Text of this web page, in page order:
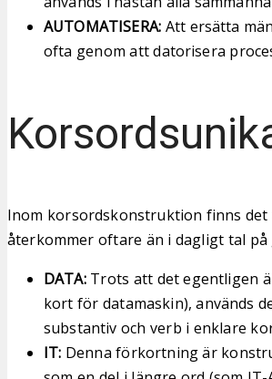
AUTOMATISERA: Att ersätta
ofta genom att datorisera
Inom korsordskonstruktion finns
återkommer oftare än i dagligt tal
DATA:Trots att det egentligen
kort för datamaskin), används
substantiv och verb i enklare
IT: Denna förkortning är